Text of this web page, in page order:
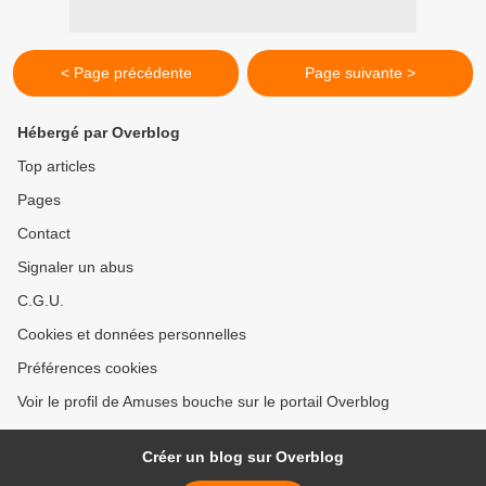
< Page précédente Page suivante >
Hébergé par Overblog
Top articles
Pages
Contact
Signaler un abus
C.G.U.
Cookies et données personnelles
Préférences cookies
Voir le profil de Amuses bouche sur le portail Overblog
Créer un blog sur Overblog